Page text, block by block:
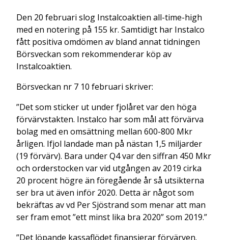
Den 20 februari slog Instalcoaktien all-time-high
med en notering på 155 kr. Samtidigt har Instalco
fått positiva omdömen av bland annat tidningen
Börsveckan som rekommenderar köp av
Instalcoaktien.
Börsveckan nr 7 10 februari skriver:
”Det som sticker ut under fjolåret var den höga
förvärvstakten. Instalco har som mål att förvärva
bolag med en omsättning mellan 600-800 Mkr
årligen. Ifjol landade man på nästan 1,5 miljarder
(19 förvärv). Bara under Q4 var den siffran 450 Mkr
och orderstocken var vid utgången av 2019 cirka
20 procent högre än föregående år så utsikterna
ser bra ut även inför 2020. Detta är något som
bekräftas av vd Per Sjöstrand som menar att man
ser fram emot ”ett minst lika bra 2020” som 2019.”
”Det löpande kassaflödet finansierar förvärven.